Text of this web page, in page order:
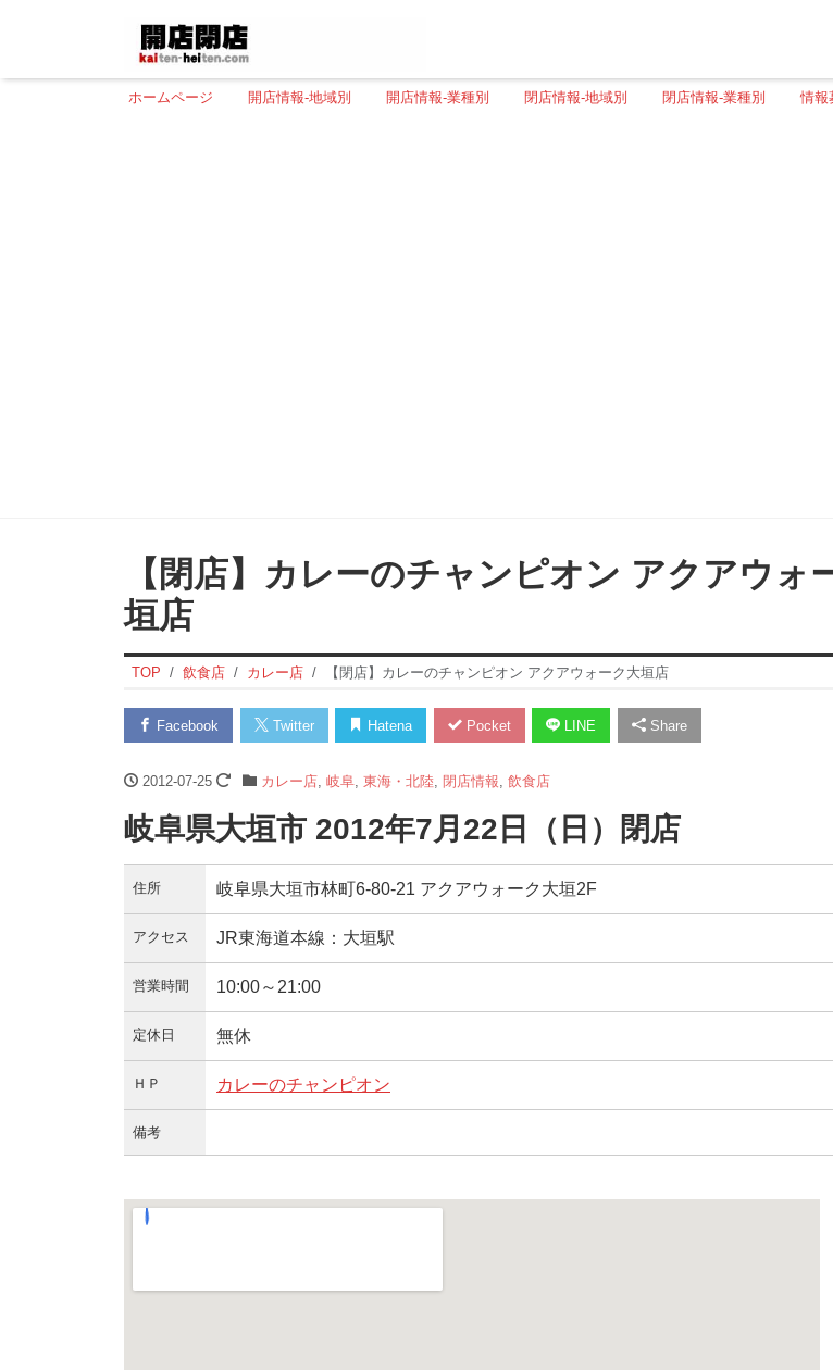
ホームページ 開店情報-地域別 開店情報-業種別 閉店情報-地域別 閉店情報-業種別 情報
【閉店】カレーのチャンピオン アクアウォ
垣店
TOP 飲食店 カレー店 【閉店】カレーのチャンピオン アクアウォーク大垣店
Facebook Twitter Hatena Pocket LINE Share
2012-07-25 カレー店, 岐阜, 東海・北陸, 閉店情報 飲食店
岐阜県大垣市 2012年7月22日（日）閉店
住所 岐阜県大垣市林町6-80-21 アクアウォーク大垣2F
アクセス JR東海道本線：大垣駅
営業時間 10:00～21:00
定休日 無休
ＨＰ カレーのチャンピオン
備考